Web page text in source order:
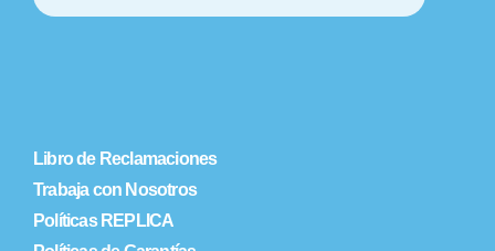
Libro de Reclamaciones
Trabaja con Nosotros
Políticas REPLICA